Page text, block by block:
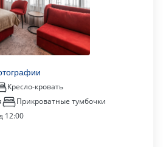
Кресло-кровать
Прикроватные тумбочки
12:00